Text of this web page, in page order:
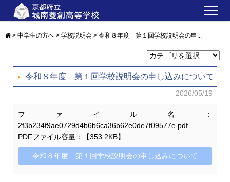
> 中学生の方へ > 学校説明会 > 令和８年度 第１回学校説明会の申...
令和８年度 第１回学校説明会の申し込みについて
2026/05/19
ファイル名：
2f3b234f9ae0729d4b6b6ca36b62e0de7f09577e.pdf
PDFファイル容量：【353.2KB】
令和８年度 第１回学校説明会の申し込みについて
トピックス
学校紹介
学校生活
中学生の方へ
在校生・保護者・卒業生の方へ